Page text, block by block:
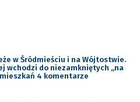
w Śródmieściu i na Wójtostwie.
wchodzi do niezamkniętych ,,na
4 komentarze